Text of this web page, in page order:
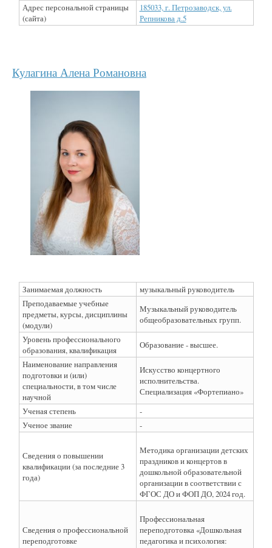
Адрес персональной страницы
(сайта)
185033, г. Петрозаводск, ул.
Репникова д.5
Кулагина Алена Романовна
Занимаемая должность
музыкальный руководитель
Преподаваемые учебные
предметы, курсы, дисциплины
(модули)
Музыкальный руководитель
общеобразовательных групп.
Уровень профессионального
образования, квалификация
Образование - высшее.
Наименование направления
подготовки и (или)
специальности, в том числе
научной
Искусство концертного
исполнительства.
Специализация «Фортепиано»
Ученая степень
-
Ученое звание
-
Сведения о повышении
квалификации (за последние 3
года)
Методика организации детских
праздников и концертов в
дошкольной образовательной
организации в соответствии с
ФГОС ДО и ФОП ДО, 2024 год.
Сведения о профессиональной
переподготовке
Профессиональная
переподготовка «Дошкольная
педагогика и психология: